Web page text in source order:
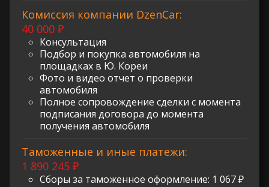
Комиссия компании DzenCar:
40 000 ₽
Консультация
Подбор и покупка автомобиля на
площадках в Ю. Кореи
Фото и видео отчет о проверки
автомобиля
Полное сопровождение сделки с момента
подписания договора до момента
получения автомобиля
Таможенные и иные платежи:
1 890 245 ₽
Сборы за таможенное оформление: 1 067 ₽